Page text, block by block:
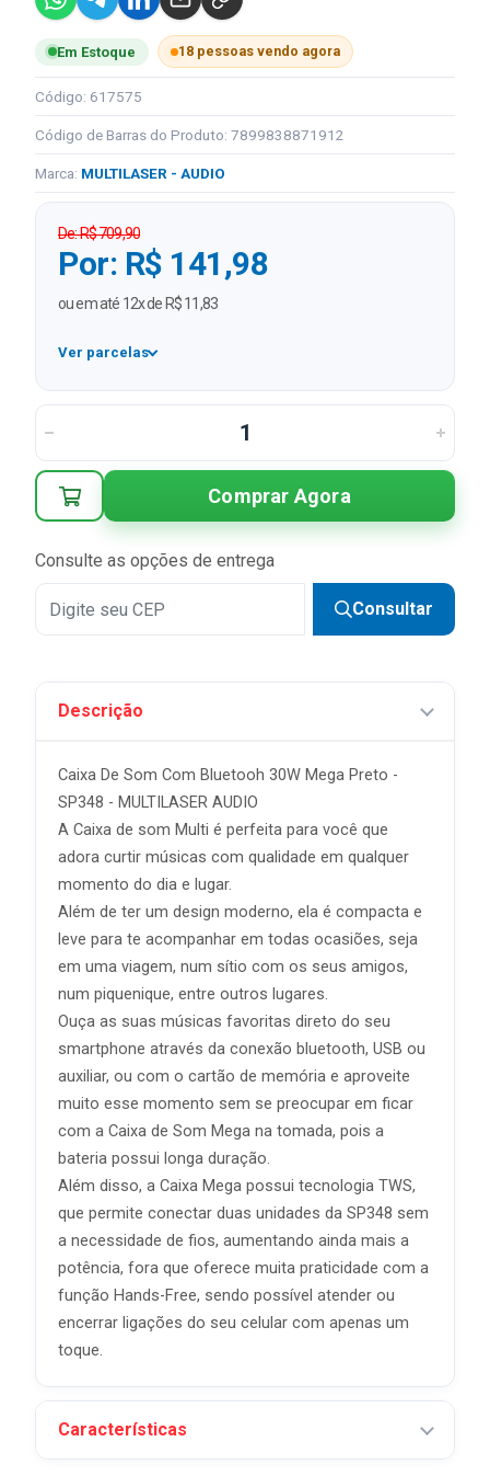
Em Estoque 18 pessoas vendo agora
Código: 617575
Código de Barras do Produto: 7899838871912
Marca: MULTILASER - AUDIO
De: R$ 709,90
Por: R$ 141,98
ou em até 12x de R$ 11,83
Ver parcelas
1x R$ 141,98
3x R$ 47,33 sem juros
4x R$ 35,50 sem juros
5x
7x R$ 20,28 sem juros
9x
11x
12x R$ 11,83 sem juros
Comprar Agora
Consulte as opções de entrega
Consultar
Descrição
Caixa De Som Com Bluetooh 30W Mega Preto -
SP348 - MULTILASER AUDIO
A Caixa de som Multi é perfeita para você que
adora curtir músicas com qualidade em qualquer
momento do dia e lugar.
Além de ter um design moderno, ela é compacta e
leve para te acompanhar em todas ocasiões, seja
em uma viagem, num sítio com os seus amigos,
num piquenique, entre outros lugares.
Ouça as suas músicas favoritas direto do seu
smartphone através da conexão bluetooth, USB ou
auxiliar, ou com o cartão de memória e aproveite
muito esse momento sem se preocupar em ficar
com a Caixa de Som Mega na tomada, pois a
bateria possui longa duração.
Além disso, a Caixa Mega possui tecnologia TWS,
que permite conectar duas unidades da SP348 sem
a necessidade de fios, aumentando ainda mais a
potência, fora que oferece muita praticidade com a
função Hands-Free, sendo possível atender ou
encerrar ligações do seu celular com apenas um
toque.
Características